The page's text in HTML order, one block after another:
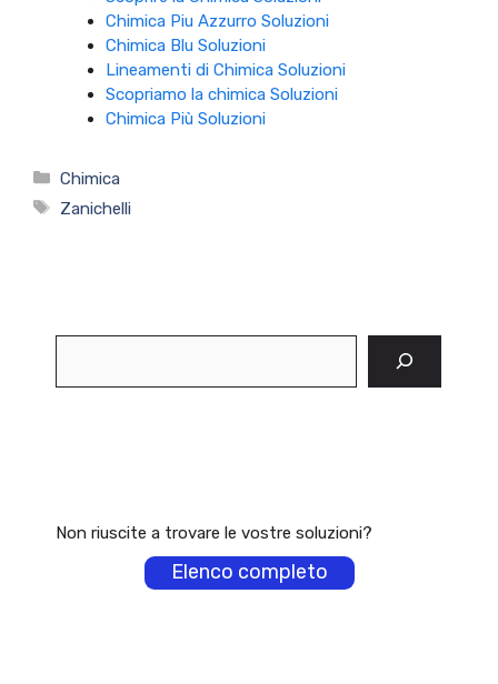
Chimica Piu Azzurro Soluzioni
Chimica Blu Soluzioni
Lineamenti di Chimica Soluzioni
Scopriamo la chimica Soluzioni
Chimica Più Soluzioni
Categorie
Chimica
Tag
Zanichelli
Non riuscite a trovare le vostre soluzioni?
Elenco completo